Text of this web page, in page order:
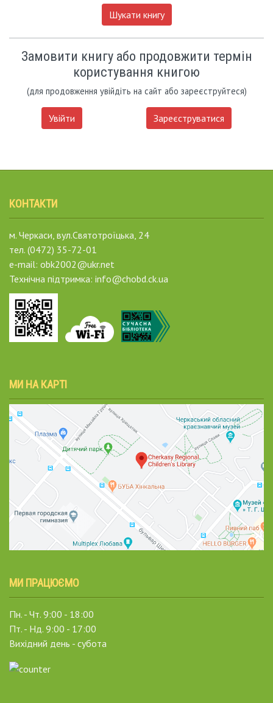
Шукати книгу
Замовити книгу або продовжити термін
користування книгою
(для продовження увійдіть на сайт або зареєструйтеся)
Увійти Зареєструватися
КОНТАКТИ
м. Черкаси, вул.Святотроїцька, 24
тел. (0472) 35-72-01
e-mail: obk2002@ukr.net
Технічна підтримка: info@chobd.ck.ua
МИ НА КАРТІ
МИ ПРАЦЮЄМО
Пн. - Чт. 9:00 - 18:00
Пт. - Нд. 9:00 - 17:00
Вихідний день - субота